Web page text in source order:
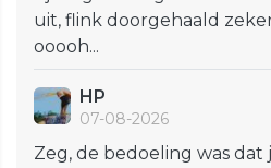
uit, flink doorgehaald
ooooh...
HP
07-08-2026
Zeg, de bedoeling was